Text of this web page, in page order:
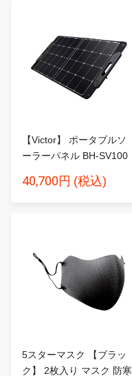
【Victor】 ポータブルソ
ーラーパネル BH-SV100
40,700円 (税込)
5スターマスク 【ブラッ
ク】 2枚入り マスク 防寒